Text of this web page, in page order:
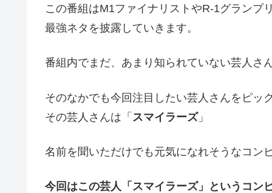
この番組はM1ファイナリストやR-1グランプ
最強ネタを披露していきます。
番組内でまだ、あまり知られていない芸人さ
そのなかでも今回注目したい芸人さんをピッ
その芸人さんは「 スマイラーズ」
名前を聞いただけでも元気になれそうなコン
今回はこの芸人「スマイラーズ」というコン